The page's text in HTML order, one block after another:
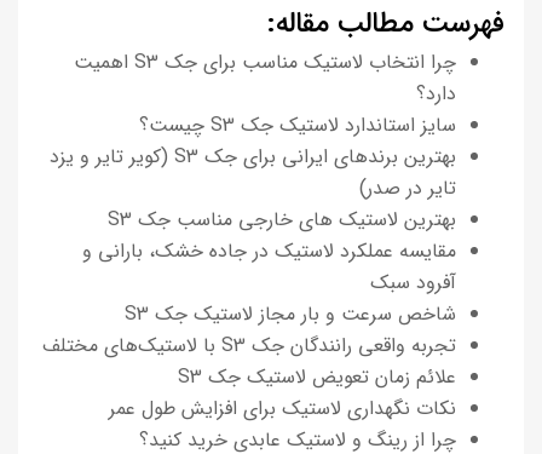
فهرست مطالب مقاله:
چرا انتخاب لاستیک مناسب برای جک S3 اهمیت
دارد؟
سایز استاندارد لاستیک جک S3 چیست؟
بهترین برندهای ایرانی برای جک S3 (کویر تایر و یزد
تایر در صدر)
بهترین لاستیک های خارجی مناسب جک S3
مقایسه عملکرد لاستیک در جاده خشک، بارانی و
آفرود سبک
شاخص سرعت و بار مجاز لاستیک جک S3
تجربه واقعی رانندگان جک S3 با لاستیک‌های مختلف
علائم زمان تعویض لاستیک جک S3
نکات نگهداری لاستیک برای افزایش طول عمر
چرا از رینگ و لاستیک عابدی خرید کنید؟